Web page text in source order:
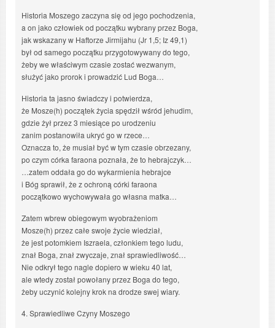
Historia Moszego zaczyna się od jego pochodzenia,
a on jako człowiek od początku wybrany przez Boga,
jak wskazany w Haftorze Jirmijahu (Jr 1,5; Iz 49,1)
był od samego początku przygotowywany do tego,
żeby we właściwym czasie zostać wezwanym,
służyć jako prorok i prowadzić Lud Boga…
Historia ta jasno świadczy i potwierdza,
że Mosze(h) początek życia spędził wśród jehudim,
gdzie żył przez 3 miesiące po urodzeniu
zanim postanowiła ukryć go w rzece…
Oznacza to, że musiał być w tym czasie obrzezany,
po czym córka faraona poznała, że to hebrajczyk…
…zatem oddała go do wykarmienia hebrajce
i Bóg sprawił, że z ochroną córki faraona
początkowo wychowywała go własna matka…
Zatem wbrew obiegowym wyobrażeniom
Mosze(h) przez całe swoje życie wiedział,
że jest potomkiem Iszraela, członkiem tego ludu,
znał Boga, znał zwyczaje, znał sprawiedliwość…
Nie odkrył tego nagle dopiero w wieku 40 lat,
ale wtedy został powołany przez Boga do tego,
żeby uczynić kolejny krok na drodze swej wiary.
4. Sprawiedliwe Czyny Moszego